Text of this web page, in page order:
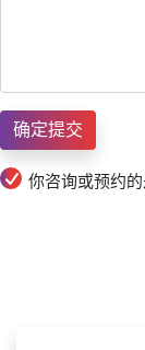
你咨询或预约